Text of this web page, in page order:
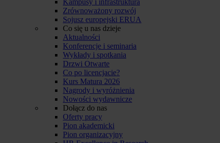
Zrównoważony rozwój
Sojusz europejski ERUA
Co się u nas dzieje
Aktualności
Konferencje i seminaria
Wykłady i spotkania
Drzwi Otwarte
Co po licencjacie?
Kurs Matura 2026
Nagrody i wyróżnienia
Nowości wydawnicze
Dołącz do nas
Oferty pracy
Pion akademicki
Pion organizacyjny